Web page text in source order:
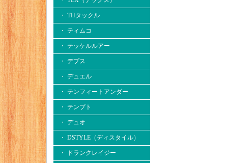
・ THタックル
・ ティムコ
・ テッケルルアー
・ デプス
・ デュエル
・ テンフィートアンダー
・ テンプト
・ デュオ
・ DSTYLE（ディスタイル）
・ ドランクレイジー